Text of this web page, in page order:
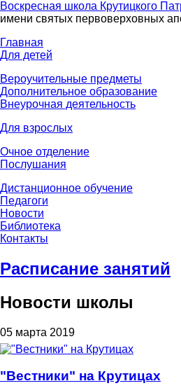
Воскресная школа Крутицкого
имени святых первоверховных
Главная
Для детей
Вероучительные предметы
Дополнительное образование
Внеурочная деятельность
Для взрослых
Очное отделение
Послушания
Дистанционное обучение
Педагоги
Новости
Библиотека
Контакты
Расписание занятий
Новости школы
05 марта 2019
"Вестники" на Крутицах